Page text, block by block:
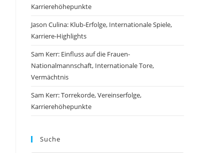
Karrierehöhepunkte
Jason Culina: Klub-Erfolge, Internationale Spiele,
Karriere-Highlights
Sam Kerr: Einfluss auf die Frauen-
Nationalmannschaft, Internationale Tore,
Vermächtnis
Sam Kerr: Torrekorde, Vereinserfolge,
Karrierehöhepunkte
Suche